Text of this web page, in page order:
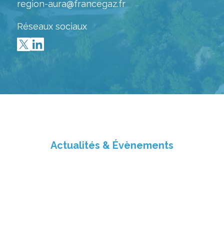
region-aura@francegaz.fr
Réseaux sociaux
Actualités & Évènements